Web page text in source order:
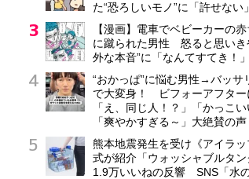
た“恐ろしいモノ”に「許せない」
【漫画】電車でベビーカーの
に蹴られた男性 怒ると思い
外な本音”に「なんてすてき！」
“おかっぱ”に悩む男性→バッサ
で大変身！ ビフォーアフター
「え、同じ人！？」「かっこい
「爽やかすぎる～」大絶賛の声
熊本地震発生を受け《アイラ
式が紹介「ウォッシャブルタン
1.9万いいねの反響 SNS「水